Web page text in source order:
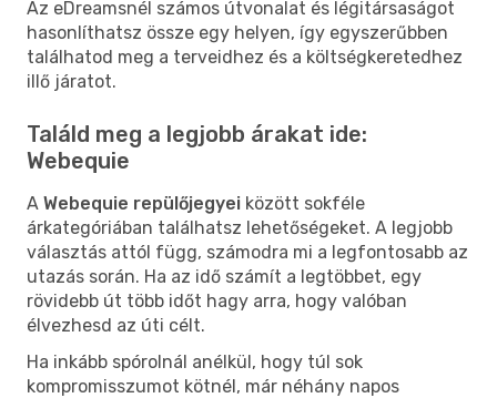
Az eDreamsnél számos útvonalat és légitársaságot
hasonlíthatsz össze egy helyen, így egyszerűbben
találhatod meg a terveidhez és a költségkeretedhez
illő járatot.
Találd meg a legjobb árakat ide:
Webequie
A Webequie repülőjegyei között sokféle
árkategóriában találhatsz lehetőségeket. A legjobb
választás attól függ, számodra mi a legfontosabb az
utazás során. Ha az idő számít a legtöbbet, egy
rövidebb út több időt hagy arra, hogy valóban
élvezhesd az úti célt.
Ha inkább spórolnál anélkül, hogy túl sok
kompromisszumot kötnél, már néhány napos